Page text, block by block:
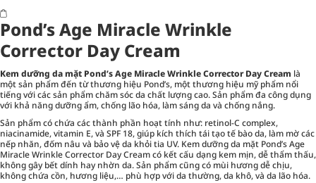
Pond’s Age Miracle Wrinkle
Corrector Day Cream
Kem dưỡng da mặt Pond’s Age Miracle Wrinkle Corrector Day Cream là
một sản phẩm đến từ thương hiệu Pond’s, một thương hiệu mỹ phẩm nổi
tiếng với các sản phẩm chăm sóc da chất lượng cao. Sản phẩm đa công dụng
với khả năng dưỡng ẩm, chống lão hóa, làm sáng da và chống nắng.
Sản phẩm có chứa các thành phần hoạt tính như: retinol-C complex,
niacinamide, vitamin E, và SPF 18, giúp kích thích tái tạo tế bào da, làm mờ các
nếp nhăn, đốm nâu và bảo vệ da khỏi tia UV. Kem dưỡng da mặt Pond’s Age
Miracle Wrinkle Corrector Day Cream có kết cấu dạng kem mịn, dễ thẩm thấu,
không gây bết dính hay nhờn da. Sản phẩm cũng có mùi hương dễ chịu,
không chứa cồn, hương liệu,… phù hợp với da thường, da khô, và da lão hóa.